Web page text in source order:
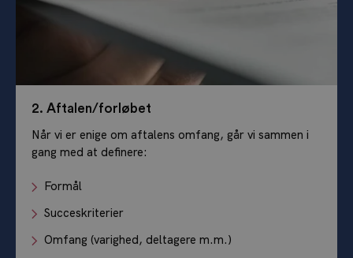
2. Aftalen/forløbet
Når vi er enige om aftalens omfang, går vi sammen i
gang med at definere:
Formål
Succeskriterier
Omfang (varighed, deltagere m.m.)